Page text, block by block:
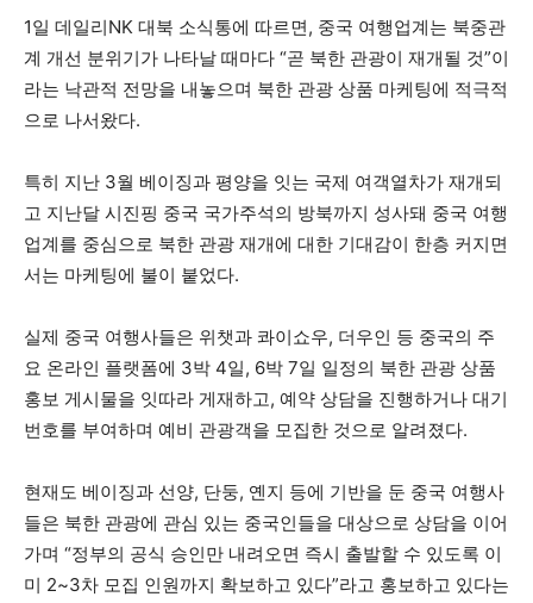
1일 데일리NK 대북 소식통에 따르면, 중국 여행업계는 북중관
계 개선 분위기가 나타날 때마다 “곧 북한 관광이 재개될 것”이
라는 낙관적 전망을 내놓으며 북한 관광 상품 마케팅에 적극적
으로 나서왔다.
특히 지난 3월 베이징과 평양을 잇는 국제 여객열차가 재개되
고 지난달 시진핑 중국 국가주석의 방북까지 성사돼 중국 여행
업계를 중심으로 북한 관광 재개에 대한 기대감이 한층 커지면
서는 마케팅에 불이 붙었다.
실제 중국 여행사들은 위챗과 콰이쇼우, 더우인 등 중국의 주
요 온라인 플랫폼에 3박 4일, 6박 7일 일정의 북한 관광 상품
홍보 게시물을 잇따라 게재하고, 예약 상담을 진행하거나 대기
번호를 부여하며 예비 관광객을 모집한 것으로 알려졌다.
현재도 베이징과 선양, 단둥, 옌지 등에 기반을 둔 중국 여행사
들은 북한 관광에 관심 있는 중국인들을 대상으로 상담을 이어
가며 “정부의 공식 승인만 내려오면 즉시 출발할 수 있도록 이
미 2~3차 모집 인원까지 확보하고 있다”라고 홍보하고 있다는